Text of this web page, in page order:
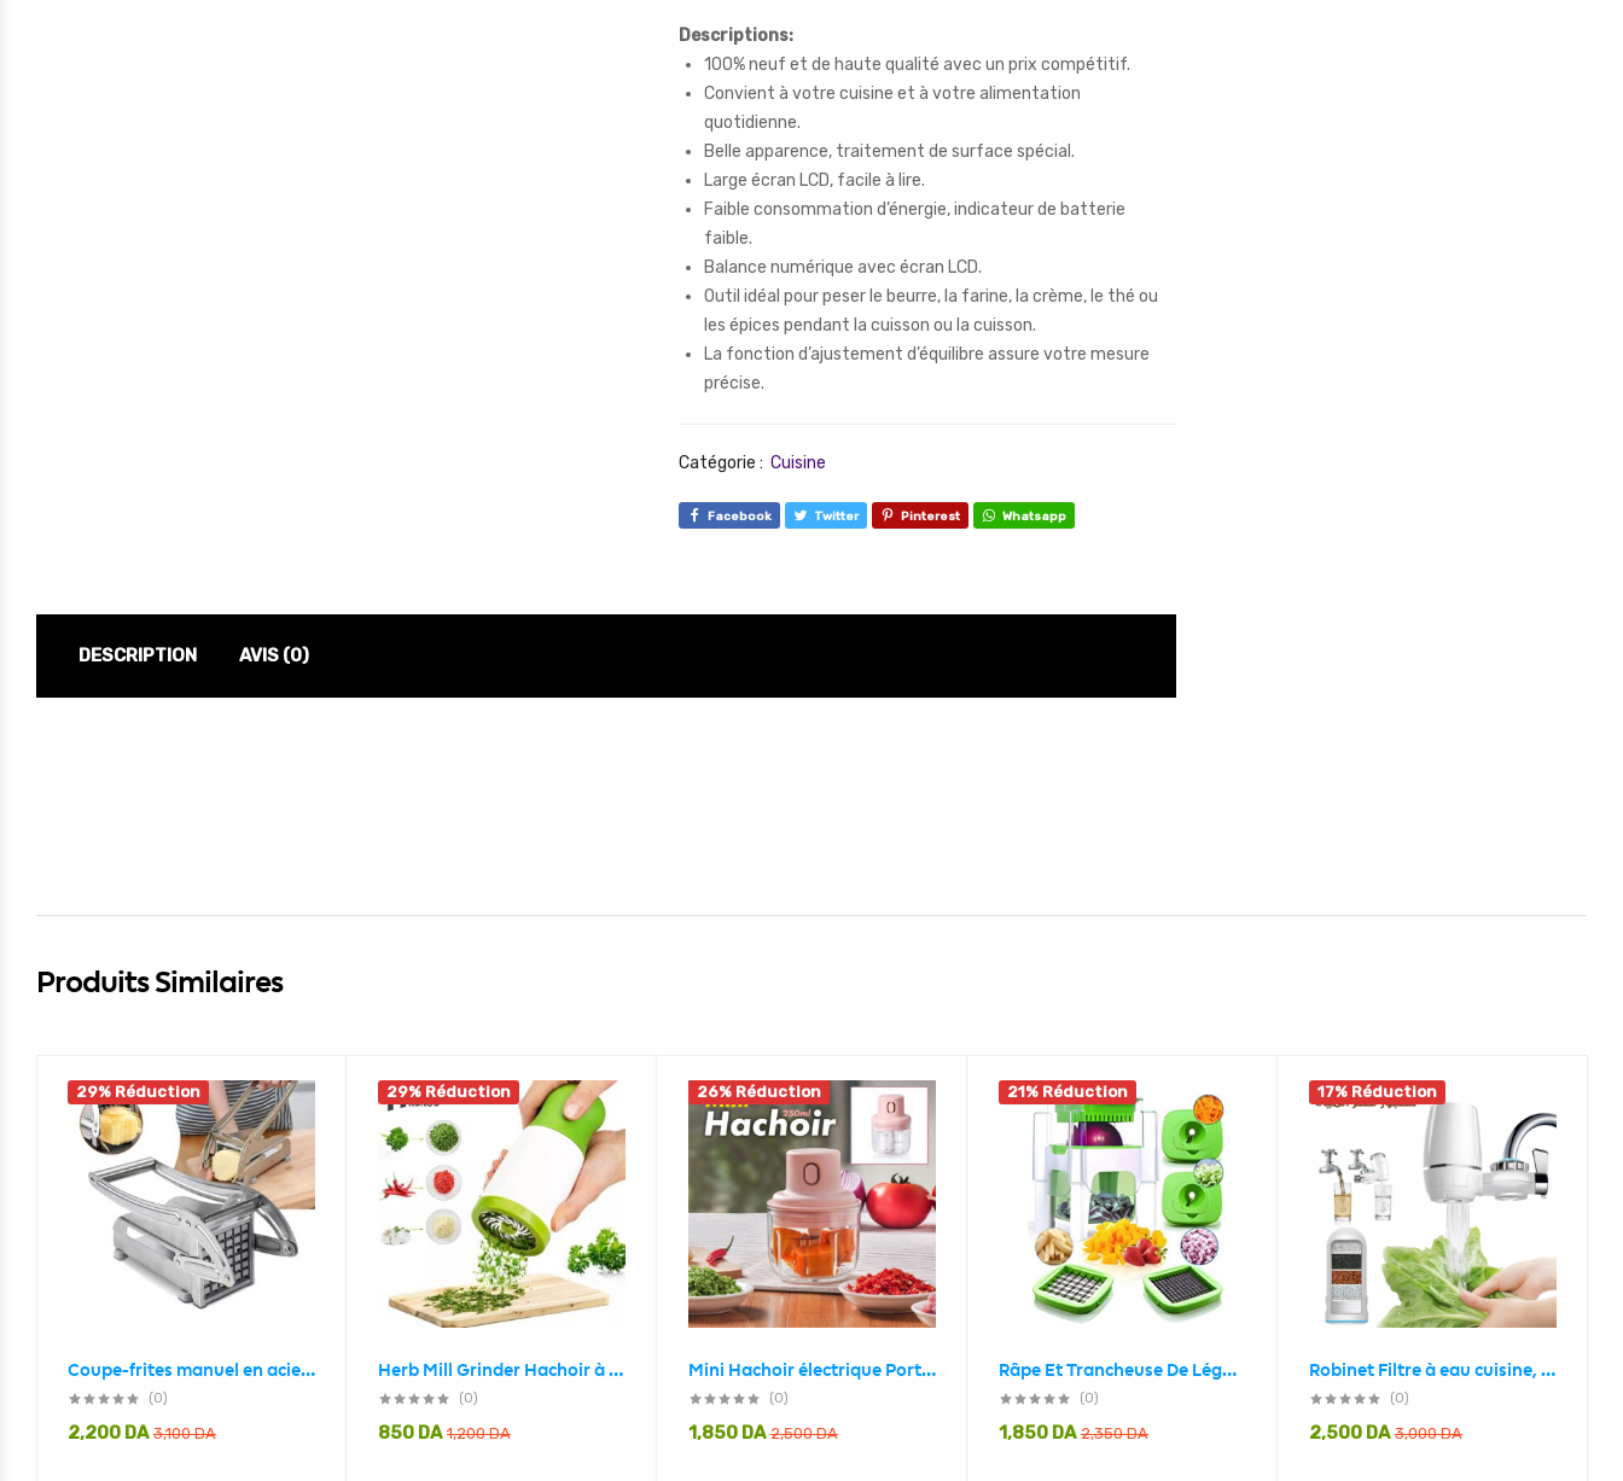
Descriptions:
100% neuf et de haute qualité avec un prix compétitif.
Convient à votre cuisine et à votre alimentation
quotidienne.
Belle apparence, traitement de surface spécial.
Large écran LCD, facile à lire.
Faible consommation d’énergie, indicateur de batterie
faible.
Balance numérique avec écran LCD.
Outil idéal pour peser le beurre, la farine, la crème, le thé ou
les épices pendant la cuisson ou la cuisson.
La fonction d’ajustement d’équilibre assure votre mesure
précise.
Catégorie : Cuisine
Facebook Twitter Pinterest Whatsapp
DESCRIPTION AVIS (0)
Produits Similaires
29% Réduction
Coupe-frites manuel en acier inoxydable
(0)
3,100DA
2,200 DA
29% Réduction
Herb Mill Grinder Hachoir à herbes
(0)
1,200DA
850 DA
26% Réduction
Mini Hachoir électrique Portable Rechargeable 250 ML
(0)
2,500DA
1,850 DA
21% Réduction
Râpe Et Trancheuse De Légumes Multi-Usages
(0)
2,350DA
1,850 DA
17% Réduction
Robinet Filtre à eau cuisine, pour l’élimination de la rouille et des bactéries Le Chlore Et Les Matières Organiques
(0)
3,000DA
2,500 DA